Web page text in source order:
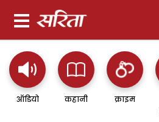
ऑडियो कहानी क्राइम